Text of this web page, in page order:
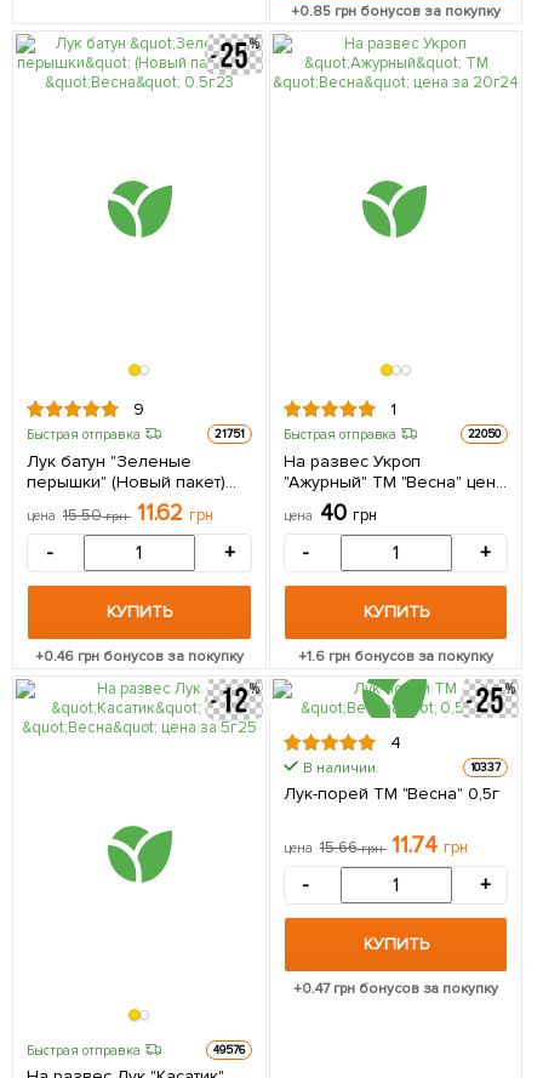
+0.85 грн бонусов за покупку
9
Быстрая отправка 21751
Лук батун "Зеленые
перышки" (Новый пакет)
ТМ "Весна" 0.5г
цена 15.50грн 11.62 грн
- +
КУПИТЬ
+0.46 грн бонусов за покупку
1
Быстрая отправка 22050
На развес Укроп
"Ажурный" ТМ "Весна" цена
за 20г
цена 40 грн
- +
КУПИТЬ
+1.6грн бонусов за покупку
Быстрая отправка 49576
4
В наличии. 10337
Лук-порей ТМ "Весна" 0,5г
цена 15.66грн 11.74 грн
- +
КУПИТЬ
+0.47грн бонусов за покупку